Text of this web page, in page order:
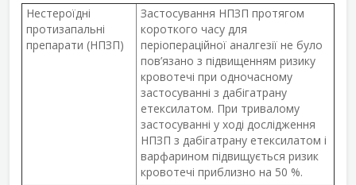
Нестероїдні
протизапальні
препарати (НПЗП)
Застосування НПЗП протягом
короткого часу для
періопераційної аналгезії не було
пов’язано з підвищенням ризику
кровотечі при одночасному
застосуванні з дабігатрану
етексилатом. При тривалому
застосуванні у ході дослідження
НПЗП з дабігатрану етексилатом і
варфарином підвищується ризик
кровотечі приблизно на 50 %.